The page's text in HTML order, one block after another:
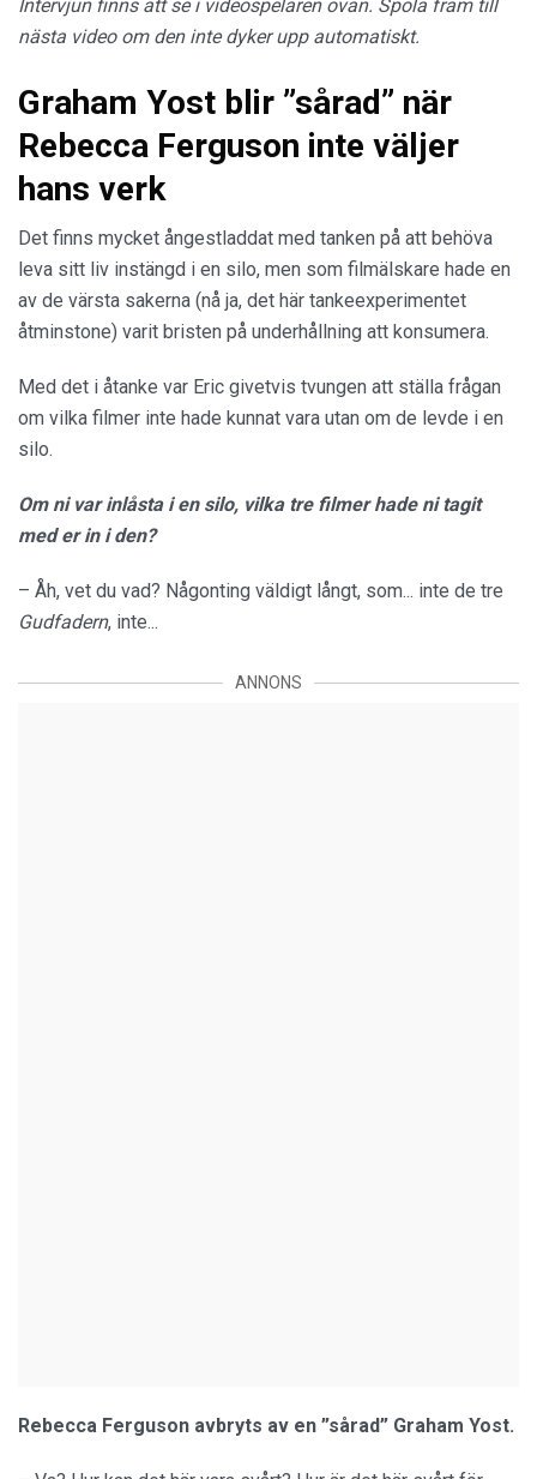
Intervjun finns att se i videospelaren ovan. Spola fram till
nästa video om den inte dyker upp automatiskt.
Graham Yost blir ”sårad” när
Rebecca Ferguson inte väljer
hans verk
Det finns mycket ångestladdat med tanken på att behöva
leva sitt liv instängd i en silo, men som filmälskare hade en
av de värsta sakerna (nå ja, det här tankeexperimentet
åtminstone) varit bristen på underhållning att konsumera.
Med det i åtanke var Eric givetvis tvungen att ställa frågan
om vilka filmer inte hade kunnat vara utan om de levde i en
silo.
Om ni var inlåsta i en silo, vilka tre filmer hade ni tagit
med er in i den?
– Åh, vet du vad? Någonting väldigt långt, som... inte de tre
Gudfadern, inte...
ANNONS
Rebecca Ferguson avbryts av en ”sårad” Graham Yost.